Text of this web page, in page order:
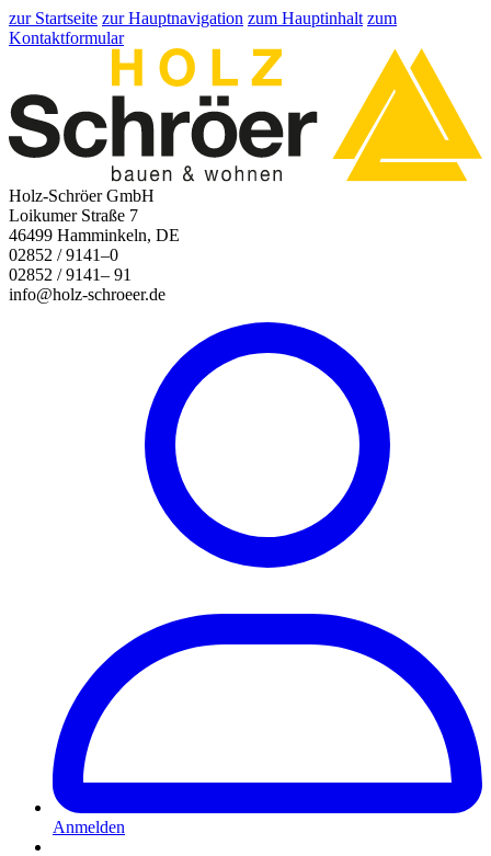
zur Startseite zur Hauptnavigation zum Hauptinhalt zum
Kontaktformular
Holz-Schröer GmbH
Loikumer Straße 7
46499 Hamminkeln, DE
02852 / 9141–0
02852 / 9141– 91
info@holz-schroeer.de
Anmelden